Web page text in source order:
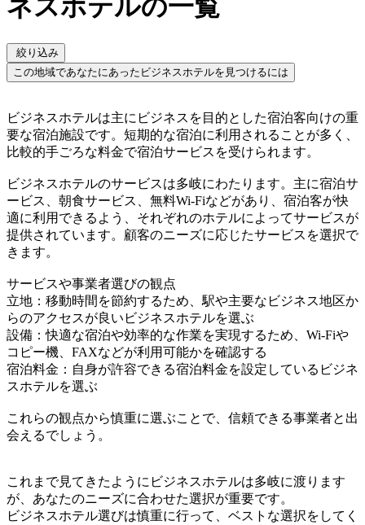
ネスホテルの一覧
絞り込み
この地域であなたにあったビジネスホテルを見つけるには
ビジネスホテルは主にビジネスを目的とした宿泊客向けの重
要な宿泊施設です。短期的な宿泊に利用されることが多く、
比較的手ごろな料金で宿泊サービスを受けられます。
ビジネスホテルのサービスは多岐にわたります。主に宿泊サ
ービス、朝食サービス、無料Wi-Fiなどがあり、宿泊客が快
適に利用できるよう、それぞれのホテルによってサービスが
提供されています。顧客のニーズに応じたサービスを選択で
きます。
サービスや事業者選びの観点
立地：移動時間を節約するため、駅や主要なビジネス地区か
らのアクセスが良いビジネスホテルを選ぶ
設備：快適な宿泊や効率的な作業を実現するため、Wi-Fiや
コピー機、FAXなどが利用可能かを確認する
宿泊料金：自身が許容できる宿泊料金を設定しているビジネ
スホテルを選ぶ
これらの観点から慎重に選ぶことで、信頼できる事業者と出
会えるでしょう。
これまで見てきたようにビジネスホテルは多岐に渡ります
が、あなたのニーズに合わせた選択が重要です。
ビジネスホテル選びは慎重に行って、ベストな選択をしてく